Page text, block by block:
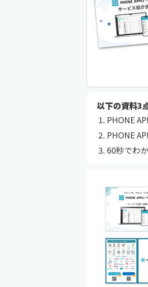
以下の資料3
PHONE
PHONE
60秒でわ